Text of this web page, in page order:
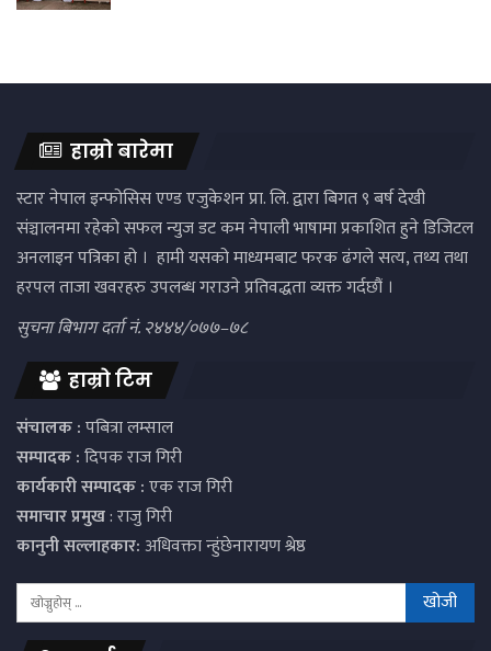
हाम्रो बारेमा
स्टार नेपाल इन्फोसिस एण्ड एजुकेशन प्रा. लि. द्वारा बिगत ९ बर्ष देखी
संञ्चालनमा रहेको सफल न्युज डट कम नेपाली भाषामा प्रकाशित हुने डिजिटल
अनलाइन पत्रिका हो । हामी यसको माध्यमबाट फरक ढंगले सत्य, तथ्य तथा
हरपल ताजा खवरहरु उपलब्ध गराउने प्रतिवद्धता व्यक्त गर्दछौं ।
सुचना बिभाग दर्ता नं. २४४४/०७७–७८
हाम्रो टिम
संचालक :पबित्रा लम्साल
सम्पादक :दिपक राज गिरी
कार्यकारी सम्पादक :एक राज गिरी
समाचार प्रमुख: राजु गिरी
कानुनी सल्लाहकार:अधिवक्ता न्हुंछेनारायण श्रेष्ठ